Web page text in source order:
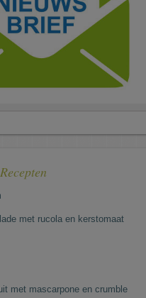
met rucola en kerstomaat
met mascarpone en crumble